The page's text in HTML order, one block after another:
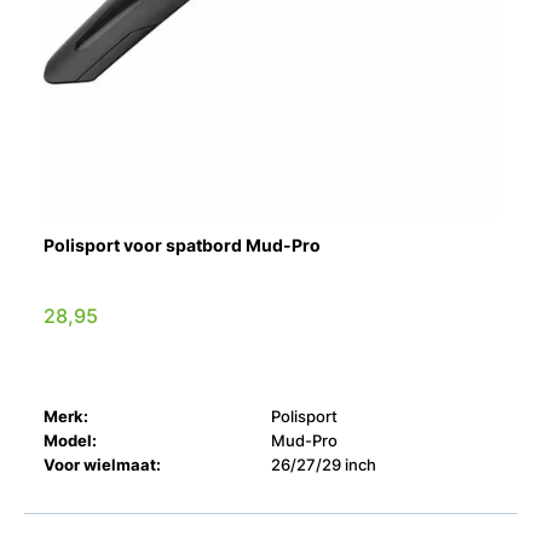
Polisport voor spatbord Mud-Pro
28,95
Merk:
Polisport
Model:
Mud-Pro
Voor wielmaat:
26/27/29 inch